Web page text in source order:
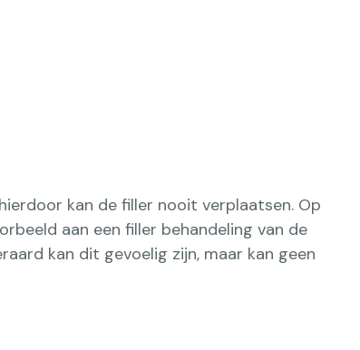
kan de filler nooit verplaatsen. Op
aan een filler behandeling van de
kan dit gevoelig zijn, maar kan geen